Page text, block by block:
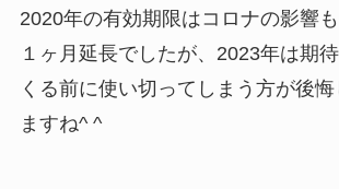
2020年の有効期限はコロナの影響
１ヶ月延長でしたが、2023年は期
くる前に使い切ってしまう方が後
ますね^ ^